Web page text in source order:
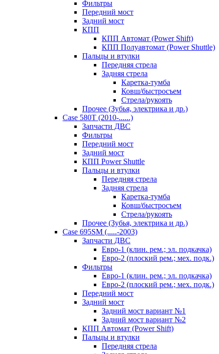
Фильтры
Передний мост
Задний мост
КПП
КПП Автомат (Power Shift)
КПП Полуавтомат (Power Shuttle)
Пальцы и втулки
Передняя стрела
Задняя стрела
Каретка-тумба
Ковш/быстросъем
Стрела/рукоять
Прочее (Зубья, электрика и др.)
Case 580T (2010-......)
Запчасти ДВС
Фильтры
Передний мост
Задний мост
КПП Power Shuttle
Пальцы и втулки
Передняя стрела
Задняя стрела
Каретка-тумба
Ковш/быстросъем
Стрела/рукоять
Прочее (Зубья, электрика и др.)
Case 695SM (.....-2003)
Запчасти ДВС
Евро-1 (клин. рем.; эл. подкачка)
Евро-2 (плоский рем.; мех. подк.)
Фильтры
Евро-1 (клин. рем.; эл. подкачка)
Евро-2 (плоский рем.; мех. подк.)
Передний мост
Задний мост
Задний мост вариант №1
Задний мост вариант №2
КПП Автомат (Power Shift)
Пальцы и втулки
Передняя стрела